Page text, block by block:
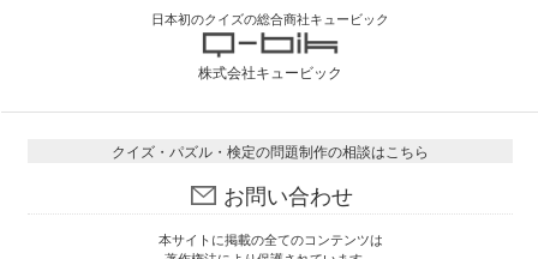
日本初のクイズの総合商社キュービック
株式会社キュービック
クイズ・パズル・検定の問題制作の相談はこちら
お問い合わせ
本サイトに掲載の全てのコンテンツは